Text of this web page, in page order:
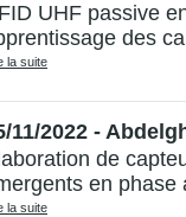
UHF passive
des
la suite
11/2022 -
de
en phase
la suite